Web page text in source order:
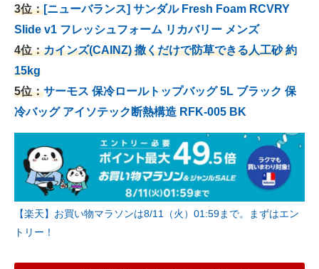
3位：[ニューバランス] サンダル Fresh Foam RCVRY
Slide v1 フレッシュフォーム リカバリー メンズ
4位：カインズ(CAINZ) 撒くだけで防草できる人工砂 約
15kg
5位：サーモス 保冷ロールトップバッグ 5L ブラック 保
冷バッグ アイソテック断熱構造 RFK-005 BK
【楽天】お買い物マラソンは8/11（火）01:59まで。まずはエン
トリー！